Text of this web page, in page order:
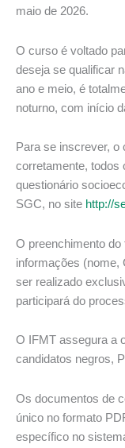
maio de 2026.
O curso é voltado
deseja se qualificar
ano e meio, é
noturno, com início
Para se inscrever, o
corretamente, todos
questionário
SGC, no site http://
O preenchimento
informações (nome,
ser realizado
participará do
O IFMT assegura a
candidatos negros,
Os documentos de
único no formato
específico no